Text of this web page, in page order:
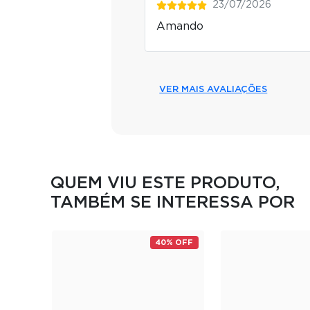
23/07/2026
Amando
VER MAIS AVALIAÇÕES
QUEM VIU ESTE PRODUTO,
TAMBÉM SE INTERESSA POR
40% OFF